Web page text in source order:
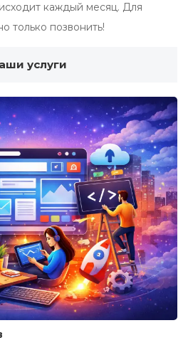
каждый месяц. Для
только позвонить!
услуги